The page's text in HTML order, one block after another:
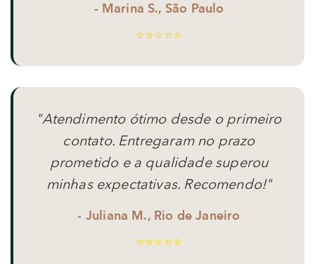
- Marina S., São Paulo
⭐⭐⭐⭐⭐
"Atendimento ótimo desde o primeiro
contato. Entregaram no prazo
prometido e a qualidade superou
minhas expectativas. Recomendo!"
- Juliana M., Rio de Janeiro
⭐⭐⭐⭐⭐